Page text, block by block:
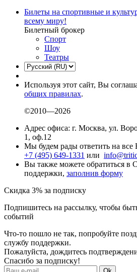
Билеты на спортивные и
всему миру!
Билетный брокер
Спорт
Шоу
Театры
Используя этот сайт, Вы
общих правилах.
©2010—2026
Адрес офиса: г. Москва, ул.
1, оф.12
Мы будем рады ответить на
+7 (495) 649-1331 или
Вы также можете обратиться в
поддержки, заполнив форму
Скидка 3% за подписку
Подпишитесь на рассылку, чтобы
событий
Что-то пошло не так, попробуйте
службу поддержки.
Пожалуйста, дождитесь
Спасибо за подписку!